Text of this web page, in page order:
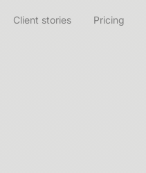
Client stories Pricing